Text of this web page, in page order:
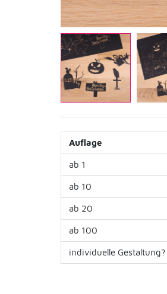
Auflage
ab 1
ab 10
ab 20
ab 100
individuelle Gestaltung?